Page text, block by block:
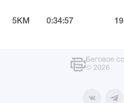
5KM 0:34:57
Беговое
© 2026